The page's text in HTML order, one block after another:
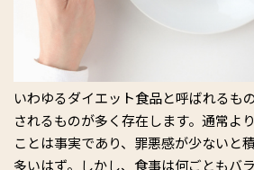
いわゆるダイエット食品と呼ばれるも
されるものが多く存在します。通常よ
ことは事実であり、罪悪感が少ないと
多いはず。しかし、食事は何ごともバ